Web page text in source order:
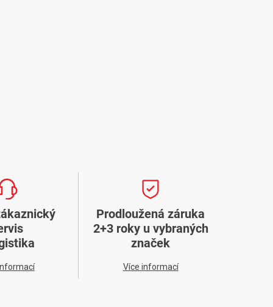
Prodloužená záruka
2+3 roky u vybraných
značek
Více informací